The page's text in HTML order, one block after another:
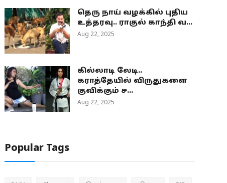
தெரு நாய் வழக்கில் புதிய
உத்தரவு.. ராகுல் காந்தி வ...
Aug 22, 2025
கில்லாடி லேடி..
கராத்தேயில் விருதுகளை
குவிக்கும் ச...
Aug 22, 2025
Popular Tags